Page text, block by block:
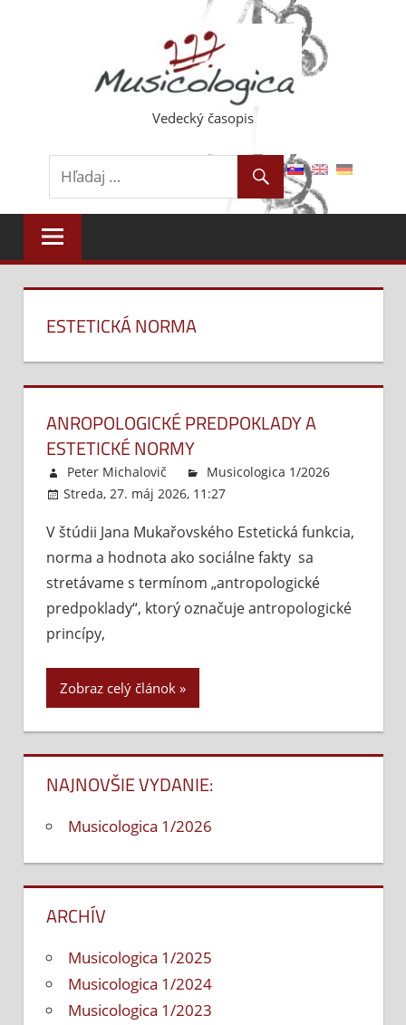
Vedecký časopis
ESTETICKÁ NORMA
ANROPOLOGICKÉ PREDPOKLADY A
ESTETICKÉ NORMY
Peter Michalovič
Musicologica 1/2026
Streda, 27. máj 2026, 11:27
V štúdii Jana Mukařovského Estetická funkcia,
norma a hodnota ako sociálne fakty sa
stretávame s termínom „antropologické
predpoklady“, ktorý označuje antropologické
princípy,
Zobraz celý článok
NAJNOVŠIE VYDANIE:
Musicologica 1/2026
ARCHÍV
Musicologica 1/2025
Musicologica 1/2024
Musicologica 1/2023